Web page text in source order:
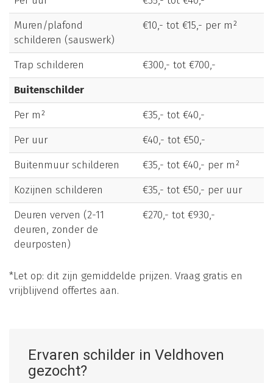
Muren/plafond
schilderen (sauswerk)
€10,- tot €15,- per m²
Trap schilderen
€300,- tot €700,-
Buitenschilder
Per m²
€35,- tot €40,-
Per uur
€40,- tot €50,-
Buitenmuur schilderen
€35,- tot €40,- per m²
Kozijnen schilderen
€35,- tot €50,- per uur
Deuren verven (2-11
deuren, zonder de
deurposten)
€270,- tot €930,-
*Let op: dit zijn gemiddelde prijzen. Vraag gratis en
vrijblijvend offertes aan.
Ervaren schilder in Veldhoven
gezocht?